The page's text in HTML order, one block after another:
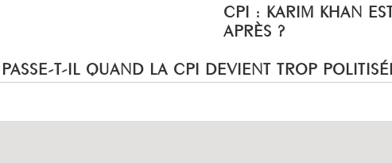
CPI : KARIM KHAN
APRÈS ?
T-IL QUAND LA CPI DEVIENT TROP